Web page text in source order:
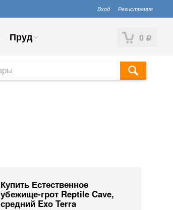
Вход Регистрация
0 Р
Пруд
Купить Естественное
убежище-грот Reptile Cave,
средний Exo Terra